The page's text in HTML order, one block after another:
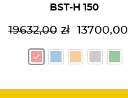
BST-H 150
19632,00 zł
Pierwotna
cena
wynosiła:
13700,00
Aktualna
cena
wynosi: